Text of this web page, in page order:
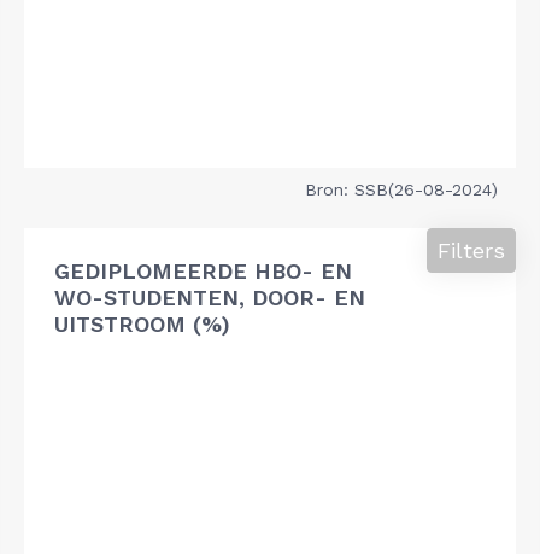
Bron: SSB(26-08-2024)
GEDIPLOMEERDE HBO- EN
WO-STUDENTEN, DOOR- EN
UITSTROOM (%)
Filters